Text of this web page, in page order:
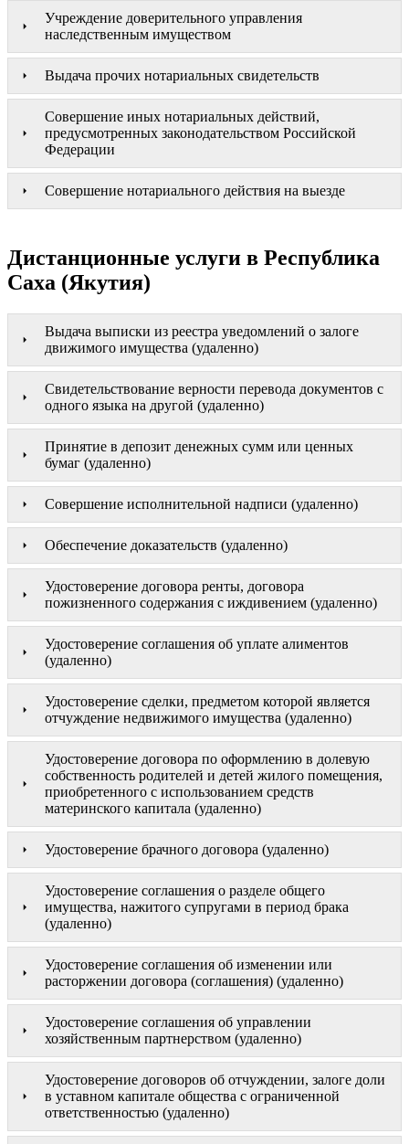
Учреждение доверительного управления
наследственным имуществом
Выдача прочих нотариальных свидетельств
Совершение иных нотариальных действий,
предусмотренных законодательством Российской
Федерации
Совершение нотариального действия на выезде
Дистанционные услуги в Республика
Саха (Якутия)
Выдача выписки из реестра уведомлений о залоге
движимого имущества (удаленно)
Свидетельствование верности перевода документов с
одного языка на другой (удаленно)
Принятие в депозит денежных сумм или ценных
бумаг (удаленно)
Совершение исполнительной надписи (удаленно)
Обеспечение доказательств (удаленно)
Удостоверение договора ренты, договора
пожизненного содержания с иждивением (удаленно)
Удостоверение соглашения об уплате алиментов
(удаленно)
Удостоверение сделки, предметом которой является
отчуждение недвижимого имущества (удаленно)
Удостоверение договора по оформлению в долевую
собственность родителей и детей жилого помещения,
приобретенного с использованием средств
материнского капитала (удаленно)
Удостоверение брачного договора (удаленно)
Удостоверение соглашения о разделе общего
имущества, нажитого супругами в период брака
(удаленно)
Удостоверение соглашения об изменении или
расторжении договора (соглашения) (удаленно)
Удостоверение соглашения об управлении
хозяйственным партнерством (удаленно)
Удостоверение договоров об отчуждении, залоге доли
в уставном капитале общества с ограниченной
ответственностью (удаленно)